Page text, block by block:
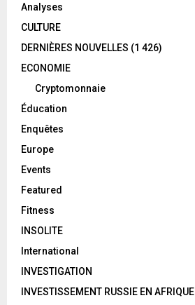
Analyses
CULTURE
DERNIÈRES NOUVELLES (1 426)
ECONOMIE
Cryptomonnaie
Éducation
Enquêtes
Europe
Events
Featured
Fitness
INSOLITE
International
INVESTIGATION
INVESTISSEMENT RUSSIE EN AFRIQUE